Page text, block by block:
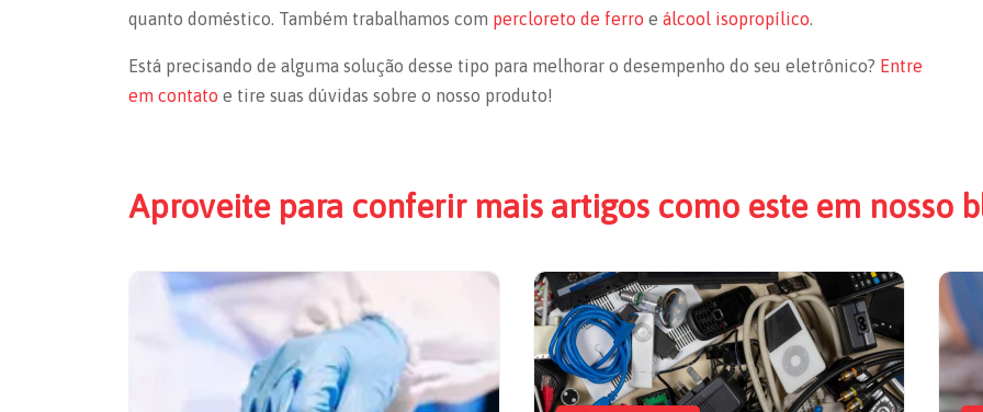
quanto doméstico. Também trabalhamos com percloreto de ferro e álcool isopropílico
Está precisando de alguma solução desse tipo para melhorar o desempenho do seu eletrônico? Entre
em contato e tire suas dúvidas sobre o nosso produto!
Aproveite para conferir mais artigos como este em nosso